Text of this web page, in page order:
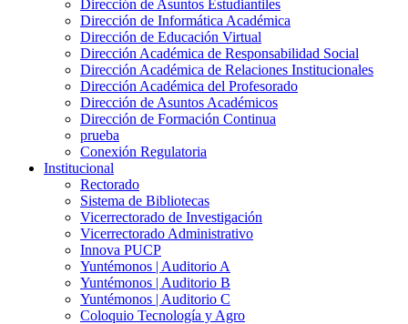
Dirección de Asuntos Estudiantiles
Dirección de Informática Académica
Dirección de Educación Virtual
Dirección Académica de Responsabilidad Social
Dirección Académica de Relaciones Institucionales
Dirección Académica del Profesorado
Dirección de Asuntos Académicos
Dirección de Formación Continua
prueba
Conexión Regulatoria
Institucional
Rectorado
Sistema de Bibliotecas
Vicerrectorado de Investigación
Vicerrectorado Administrativo
Innova PUCP
Yuntémonos | Auditorio A
Yuntémonos | Auditorio B
Yuntémonos | Auditorio C
Coloquio Tecnología y Agro